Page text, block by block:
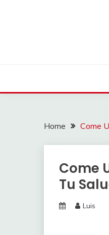
Home Come
Come
Tu
Luis